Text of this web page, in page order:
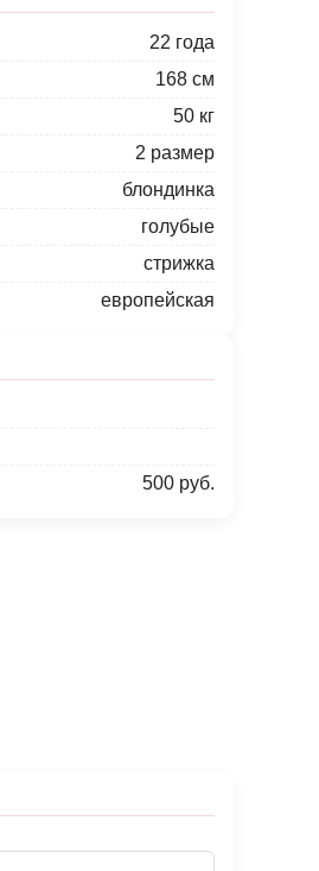
22 года
168 см
50 кг
2 размер
блондинка
голубые
стрижка
европейская
500 руб.